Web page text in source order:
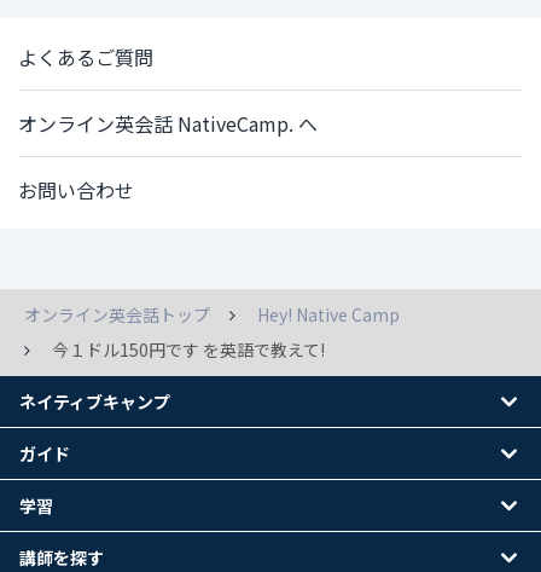
よくあるご質問
オンライン英会話 NativeCamp. へ
お問い合わせ
オンライン英会話トップ
Hey! Native Camp
今１ドル150円です を英語で教えて!
ネイティブキャンプ
ガイド
学習
講師を探す